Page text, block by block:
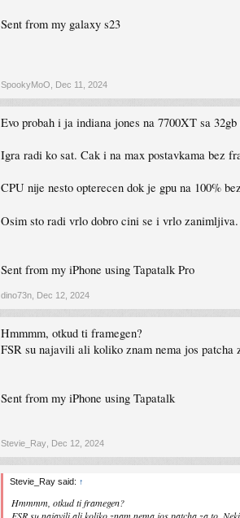
Sent from my galaxy s23
SpookyMoO Dec 11, 2024
Evo probah i ja indiana jones na 7700XT sa
Igra radi ko sat. Cak i na max postavkama bez
CPU nije nesto opterecen dok je gpu na 100%
Osim sto radi vrlo dobro cini se i vrlo
Sent from my iPhone using Tapatalk Pro
dino73n Dec 12, 2024
Hmmmm, otkud ti framegen?
FSR su najavili ali koliko znam nema jos patcha
Sent from my iPhone using Tapatalk
Stevie_Ray Dec 12, 2024
Stevie_Ray said: ↑
Hmmmm, otkud ti framegen?